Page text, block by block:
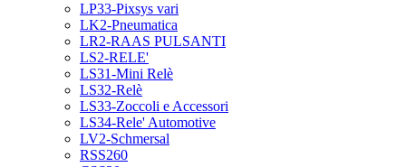
LP33-Pixsys vari
LK2-Pneumatica
LR2-RAAS PULSANTI
LS2-RELE'
LS31-Mini Relè
LS32-Relè
LS33-Zoccoli e Accessori
LS34-Rele' Automotive
LV2-Schmersal
RSS260